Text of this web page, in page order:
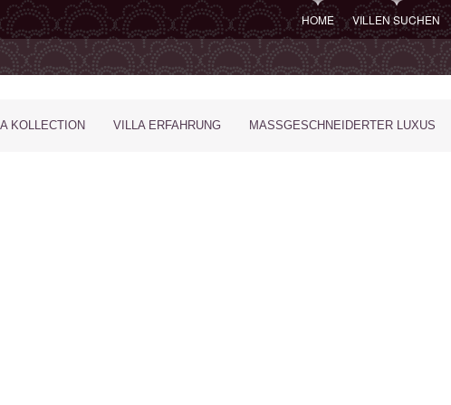
HOME VILLEN SUCHEN
KOLLECTION VILLA ERFAHRUNG MASSGESCHNEIDERTER LUXUS